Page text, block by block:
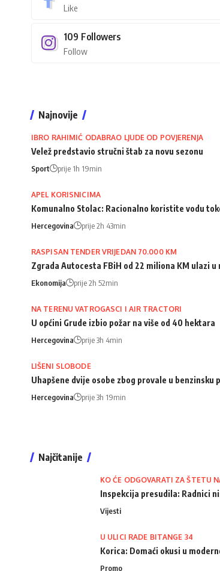
Like
109 Followers
Follow
Najnovije
IBRO RAHIMIĆ ODABRAO LJUDE OD POVJERENJA
Velež predstavio stručni štab za novu sezonu
Sport prije 1h 19min
APEL KORISNICIMA
Komunalno Stolac: Racionalno koristite vodu
Hercegovina prije 2h 43min
RASPISAN TENDER VRIJEDAN 70.000 KM
Zgrada Autocesta FBiH od 22 miliona KM ulazi u
Ekonomija prije 2h 52min
NA TERENU VATROGASCI I AIR TRACTORI
U općini Grude izbio požar na više od 40 hektara
Hercegovina prije 3h 4min
LIŠENI SLOBODE
Uhapšene dvije osobe zbog provale u benzinsku
Hercegovina prije 3h 19min
Najčitanije
KO ĆE ODGOVARATI ZA ŠTETU
Inspekcija presudila: Radnici
Vijesti
U ULICI RADE BITANGE 34
Korica: Domaći okusi u
Promo